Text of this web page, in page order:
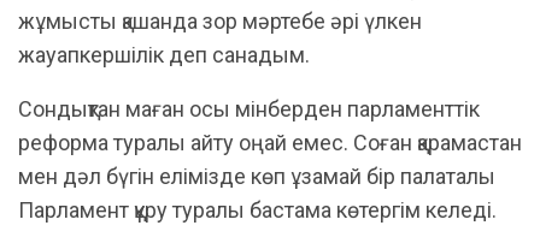
жұмысты қашанда зор мәртебе әрі үлкен
жауапкершілік деп санадым.
Сондықтан маған осы мінберден парламенттік
реформа туралы айту оңай емес. Соған қарамастан
мен дәл бүгін елімізде көп ұзамай бір палаталы
Парламент құру туралы бастама көтергім келеді.